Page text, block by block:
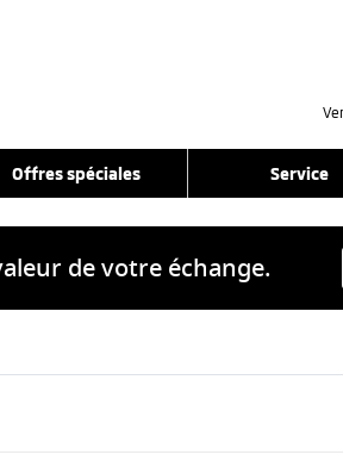
Offres spéciales Service
de votre échange.